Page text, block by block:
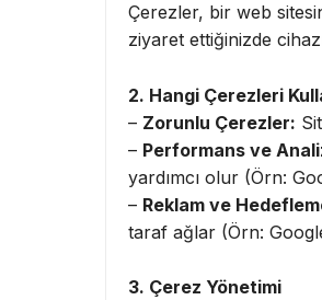
Çerezler, bir web
ziyaret ettiğinizde
2. Hangi Çerezleri
– Zorunlu Çerezler:
– Performans ve
yardımcı olur (Örn:
– Reklam ve
taraf ağlar (Örn:
3. Çerez Yönetimi